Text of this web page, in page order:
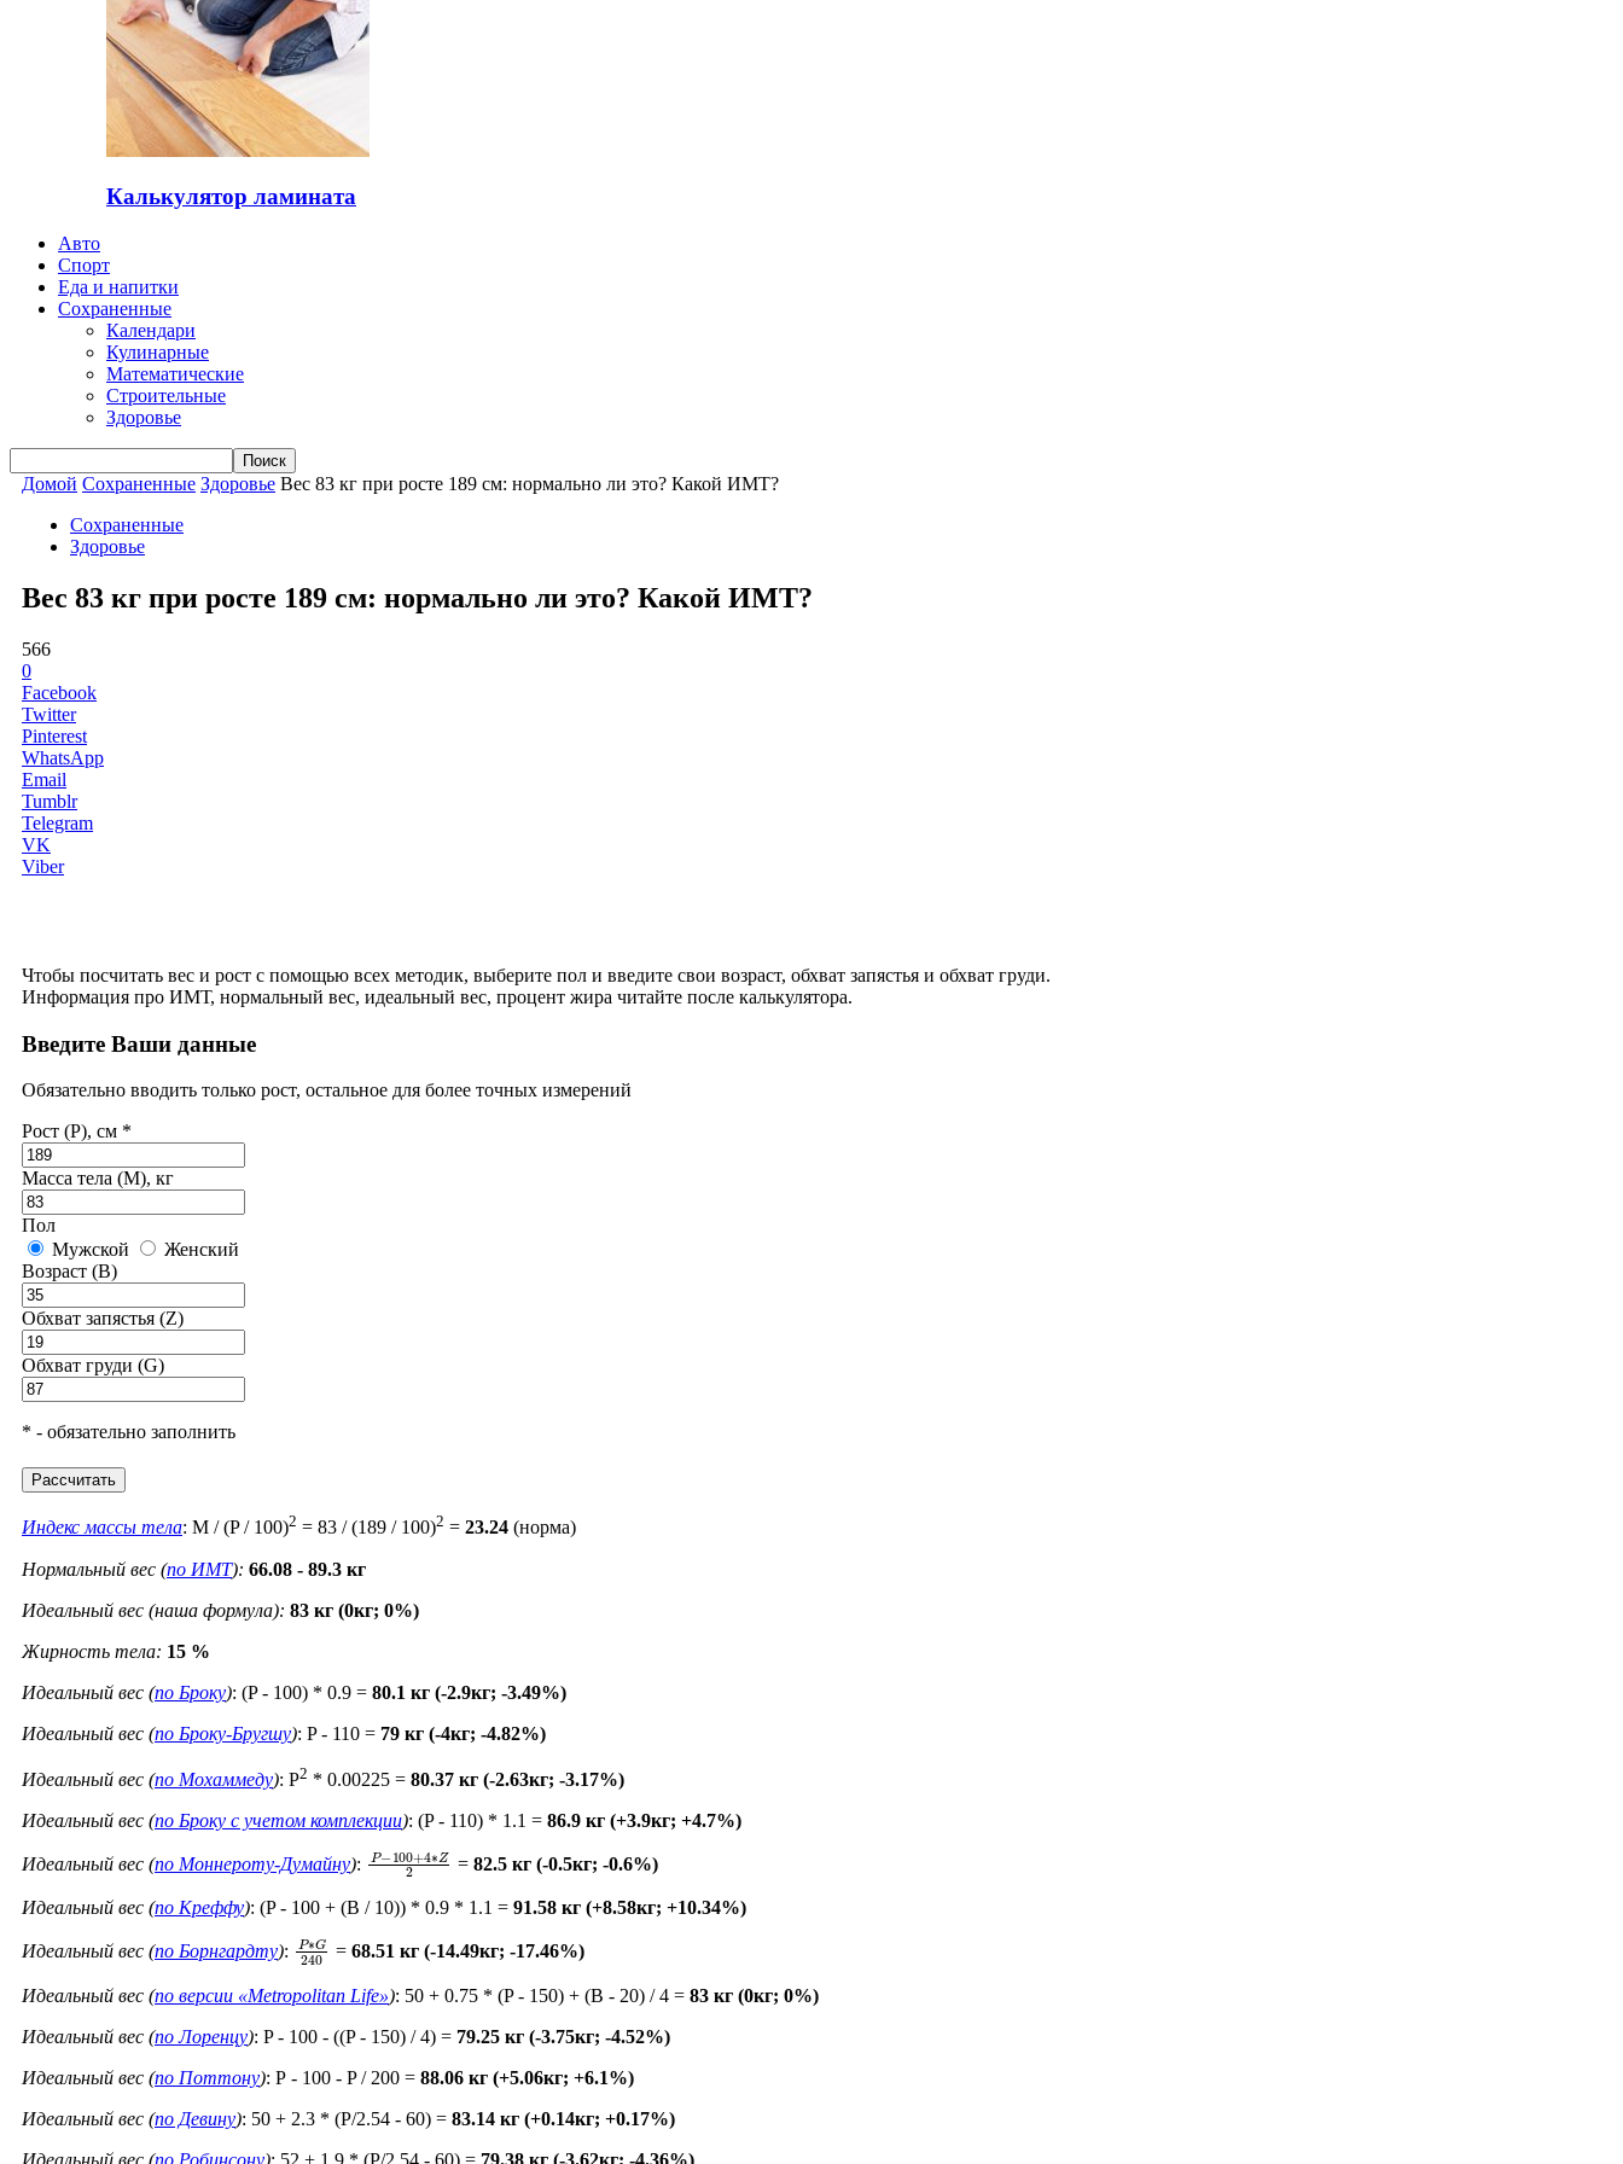
Калькулятор ламината
Авто
Спорт
Еда и напитки
Сохраненные
Календари
Кулинарные
Математические
Строительные
Здоровье
Домой Сохраненные Здоровье Вес 83 кг при росте 189 см: нормально ли это? Какой ИМТ?
Сохраненные
Здоровье
Вес 83 кг при росте 189 см: нормально ли это? Какой ИМТ?
566
0
Facebook
Twitter
Pinterest
WhatsApp
Email
Tumblr
Telegram
VK
Viber
Чтобы посчитать вес и рост с помощью всех методик, выберите пол и введите свои возраст, обхват запястья и обхват груди.
Информация про ИМТ, нормальный вес, идеальный вес, процент жира читайте после калькулятора.
Введите Ваши данные
Обязательно вводить только рост, остальное для более точных измерений
Рост (P), см *
Масса тела (M), кг
Пол
Мужской
Женский
Возраст (B)
Обхват запястья (Z)
Обхват груди (G)
* - обязательно заполнить
Рассчитать
Индекс массы тела: M / (P / 100)2 = 83 / (189 / 100)2 = 23.24 (норма)
Нормальный вес (по ИМТ): 66.08 - 89.3 кг
Идеальный вес (наша формула): 83 кг (0кг; 0%)
Жирность тела: 15 %
Идеальный вес (по Броку): (P - 100) * 0.9 = 80.1 кг (-2.9кг; -3.49%)
Идеальный вес (по Броку-Бругшу): P - 110 = 79 кг (-4кг; -4.82%)
Идеальный вес (по Мохаммеду): P2 * 0.00225 = 80.37 кг (-2.63кг; -3.17%)
Идеальный вес (по Броку c учетом комплекции): (P - 110) * 1.1 = 86.9 кг (+3.9кг; +4.7%)
Идеальный вес (по Моннероту-Думайну): P− 100 +4∗ 2
=82.5 кг (-0.5кг; -0.6%)
Идеальный вес (по Креффу): (P - 100 + (B / 10)) * 0.9 * 1.1 = 91.58 кг (+8.58кг; +10.34%)
Идеальный вес (по Борнгардту): P∗G 240
=68.51 кг (-14.49кг; -17.46%)
Идеальный вес (по версии «Metropolitan Life»): 50 + 0.75 * (P - 150) + (B - 20) / 4 = 83 кг (0кг; 0%)
Идеальный вес (по Лоренцу): P - 100 - ((P - 150) / 4) = 79.25 кг (-3.75кг; -4.52%)
Идеальный вес (по Поттону): Р - 100 - P / 200 = 88.06 кг (+5.06кг; +6.1%)
Идеальный вес (по Девину): 50 + 2.3 * (P/2.54 - 60) = 83.14 кг (+0.14кг; +0.17%)